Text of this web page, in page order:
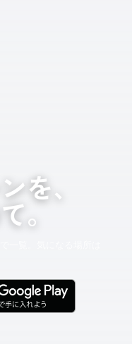
を、
。